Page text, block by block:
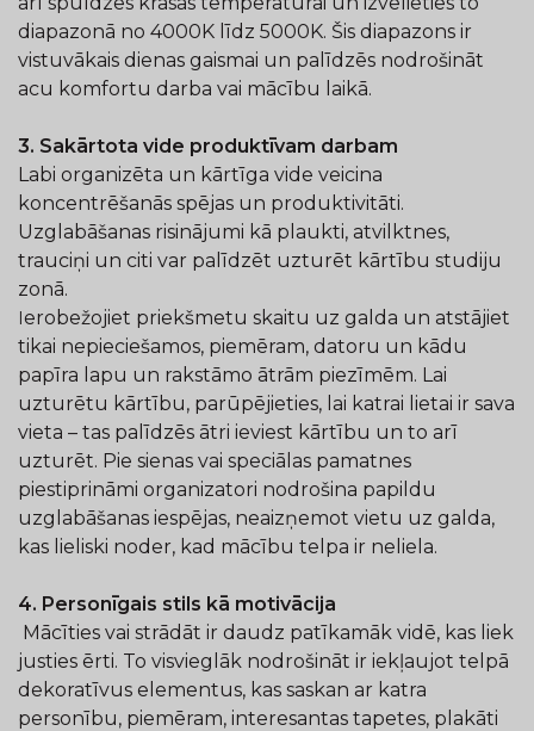
diapazonā no 4000K līdz 5000K. Šis diapazons ir
vistuvākais dienas gaismai un palīdzēs nodrošināt
acu komfortu darba vai mācību laikā.
3. Sakārtota vide produktīvam darbam
Labi organizēta un kārtīga vide veicina
koncentrēšanās spējas un produktivitāti.
Uzglabāšanas risinājumi kā plaukti, atvilktnes,
trauciņi un citi var palīdzēt uzturēt kārtību studiju
zonā.
Ierobežojiet priekšmetu skaitu uz galda un atstājiet
tikai nepieciešamos, piemēram, datoru un kādu
papīra lapu un rakstāmo ātrām piezīmēm. Lai
uzturētu kārtību, parūpējieties, lai katrai lietai ir sava
vieta – tas palīdzēs ātri ieviest kārtību un to arī
uzturēt. Pie sienas vai speciālas pamatnes
piestiprināmi organizatori nodrošina papildu
uzglabāšanas iespējas, neaizņemot vietu uz galda,
kas lieliski noder, kad mācību telpa ir neliela.
4. Personīgais stils kā motivācija
Mācīties vai strādāt ir daudz patīkamāk vidē, kas liek
justies ērti. To visvieglāk nodrošināt ir iekļaujot telpā
dekoratīvus elementus, kas saskan ar katra
personību, piemēram, interesantas tapetes, plakāti